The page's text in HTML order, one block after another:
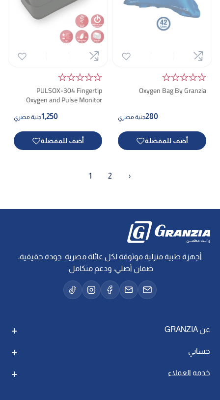
★★★★★
Oxygen Bag By Granzia
جنية مصري280
أضف للمفضلة
★★★★★
PULSOX-304 Fingertip
Oxygen and Pulse Monitor
جنية مصري1,250
أضف للمفضلة
1 2 ›
أجهزة طبية منزلية موثوقة لكل عائلة مصرية. جودة حقيقية،
ضمان أصلي، ودعم متكامل.
عن GRANZIA
حسابي
خدمه العملاء